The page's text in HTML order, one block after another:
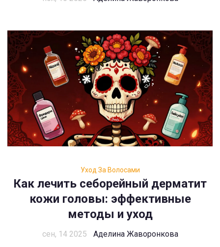
Уход За Волосами
Как лечить себорейный дерматит
кожи головы: эффективные
методы и уход
сен, 14 2025 Аделина Жаворонкова